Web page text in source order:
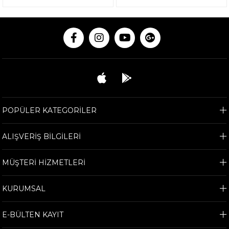
POPÜLER KATEGORİLER
ALIŞVERİŞ BİLGİLERİ
MÜŞTERİ HİZMETLERİ
KURUMSAL
E-BÜLTEN KAYIT